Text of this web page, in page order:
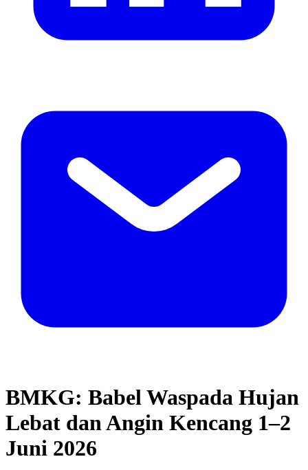
BMKG: Babel Waspada Hujan
Lebat dan Angin Kencang 1–2
Juni 2026